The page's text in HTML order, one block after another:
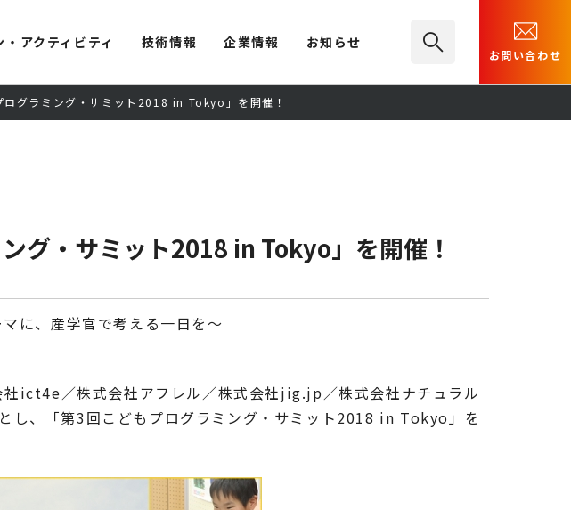
・アクティビティ 技術情報 企業情報 お知らせ
お問い合わせ
グラミング・サミット2018 in Tokyo」を開催！
グ・サミット2018 in Tokyo」を開催！
に、産学官で考える一日を～
ict4e／株式会社アフレル／株式会社jig.jp／株式会社ナチュラル
し、「第3回こどもプログラミング・サミット2018 in Tokyo」を